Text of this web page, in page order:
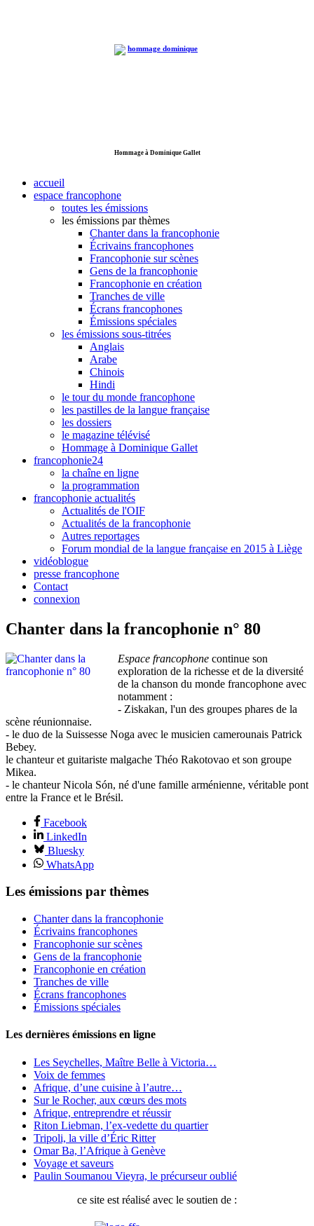
Hommage à Dominique Gallet
accueil
espace francophone
toutes les émissions
les émissions par thèmes
Chanter dans la francophonie
Écrivains francophones
Francophonie sur scènes
Gens de la francophonie
Francophonie en création
Tranches de ville
Écrans francophones
Émissions spéciales
les émissions sous-titrées
Anglais
Arabe
Chinois
Hindi
le tour du monde francophone
les pastilles de la langue française
les dossiers
le magazine télévisé
Hommage à Dominique Gallet
francophonie24
la chaîne en ligne
la programmation
francophonie actualités
Actualités de l'OIF
Actualités de la francophonie
Autres reportages
Forum mondial de la langue française en 2015 à Liège
vidéoblogue
presse francophone
Contact
connexion
Chanter dans la francophonie n° 80
Espace francophone continue son
exploration de la richesse et de la diversité
de la chanson du monde francophone avec
notamment :
- Ziskakan, l'un des groupes phares de la
scène réunionnaise.
- le duo de la Suissesse Noga avec le musicien camerounais Patrick
Bebey.
le chanteur et guitariste malgache Théo Rakotovao et son groupe
Mikea.
- le chanteur Nicola Són, né d'une famille arménienne, véritable pont
entre la France et le Brésil.
Facebook
LinkedIn
Bluesky
WhatsApp
Les émissions par thèmes
Chanter dans la francophonie
Écrivains francophones
Francophonie sur scènes
Gens de la francophonie
Francophonie en création
Tranches de ville
Écrans francophones
Émissions spéciales
Les dernières émissions en ligne
Les Seychelles, Maître Belle à Victoria…
Voix de femmes
Afrique, d’une cuisine à l’autre…
Sur le Rocher, aux cœurs des mots
Afrique, entreprendre et réussir
Riton Liebman, l’ex-vedette du quartier
Tripoli, la ville d’Éric Ritter
Omar Ba, l’Afrique à Genève
Voyage et saveurs
Paulin Soumanou Vieyra, le précurseur oublié
ce site est réalisé avec le soutien de :